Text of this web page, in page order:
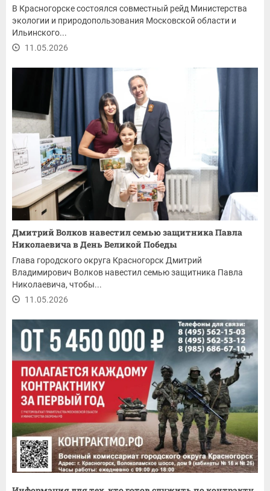
В Красногорске состоялся совместный рейд Министерства
экологии и природопользования Московской области и
Ильинского...
11.05.2026
Дмитрий Волков навестил семью защитника Павла
Николаевича в День Великой Победы
Глава городского округа Красногорск Дмитрий
Владимирович Волков навестил семью защитника Павла
Николаевича, чтобы...
11.05.2026